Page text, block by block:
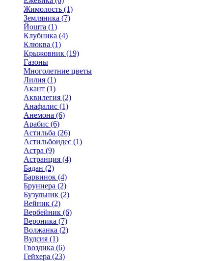
Жимолость (1)
Земляника (7)
Йошта (1)
Клубника (4)
Клюква (1)
Крыжовник (19)
Газоны
Многолетние цветы
Лилия (1)
Акант (1)
Аквилегия (2)
Анафалис (1)
Анемона (6)
Арабис (6)
Астильба (26)
Астильбоидес (1)
Астра (9)
Астранция (4)
Бадан (2)
Барвинок (4)
Бруннера (2)
Бузульник (2)
Вейник (2)
Вербейник (6)
Вероника (7)
Волжанка (2)
Вудсия (1)
Гвоздика (6)
Гейхера (23)